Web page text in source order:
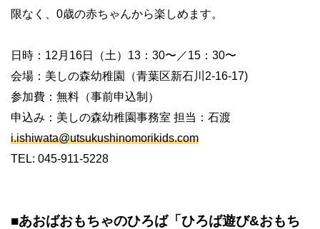
限なく、0歳の赤ちゃんから楽しめます。
日時：12月16日（土）13：30〜／15：30〜
会場：美しの森幼稚園（青葉区新石川2-16-17)
参加費：無料（事前申込制）
申込み：美しの森幼稚園事務室 担当：石渡
i.ishiwata@utsukushinomorikids.com
TEL: 045-911-5228
■あおばおもちゃのひろば「ひろば遊び&おもち